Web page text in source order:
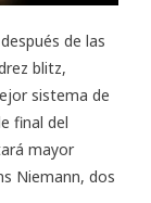
de las
blitz,
sistema de
final del
mayor
Niemann, dos